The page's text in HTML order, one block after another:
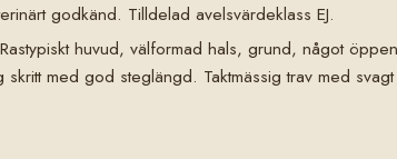
godkänd. Tilldelad avelsvärdeklass EJ.
huvud, välformad hals, grund, något
med god steglängd. Taktmässig trav med